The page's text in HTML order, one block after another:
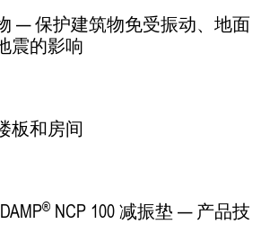
— 保护建筑物免受振动、地面
震的影响
板和房间
® NCP 100 减振垫 — 产品技